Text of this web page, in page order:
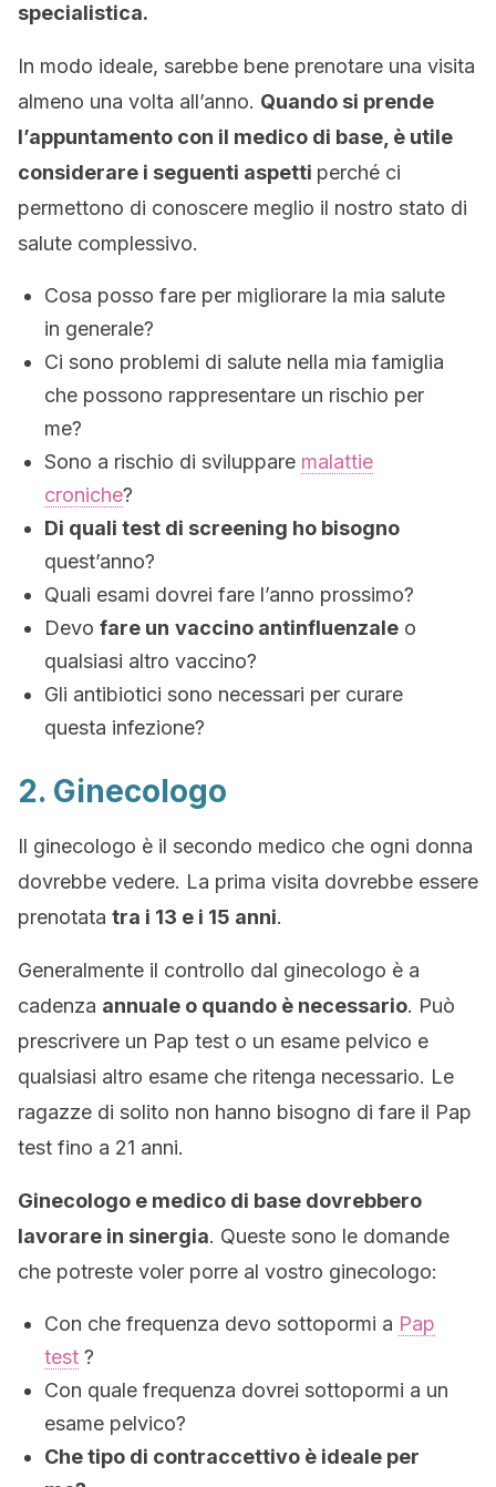
specialistica.
In modo ideale, sarebbe bene prenotare una visita
almeno una volta all’anno. Quando si prende
l’appuntamento con il medico di base, è utile
considerare i seguenti aspetti perché ci
permettono di conoscere meglio il nostro stato di
salute complessivo.
Cosa posso fare per migliorare la mia salute
in generale?
Ci sono problemi di salute nella mia famiglia
che possono rappresentare un rischio per
me?
Sono a rischio di sviluppare malattie
croniche?
Di quali test di screening ho bisogno
quest’anno?
Quali esami dovrei fare l’anno prossimo?
Devo fare un vaccino antinfluenzale o
qualsiasi altro vaccino?
Gli antibiotici sono necessari per curare
questa infezione?
2. Ginecologo
Il ginecologo è il secondo medico che ogni donna
dovrebbe vedere. La prima visita dovrebbe essere
prenotata tra i 13 e i 15 anni.
Generalmente il controllo dal ginecologo è a
cadenza annuale o quando è necessario. Può
prescrivere un Pap test o un esame pelvico e
qualsiasi altro esame che ritenga necessario. Le
ragazze di solito non hanno bisogno di fare il Pap
test fino a 21 anni.
Ginecologo e medico di base dovrebbero
lavorare in sinergia. Queste sono le domande
che potreste voler porre al vostro ginecologo:
Con che frequenza devo sottopormi a Pap
test ?
Con quale frequenza dovrei sottopormi a un
esame pelvico?
Che tipo di contraccettivo è ideale per